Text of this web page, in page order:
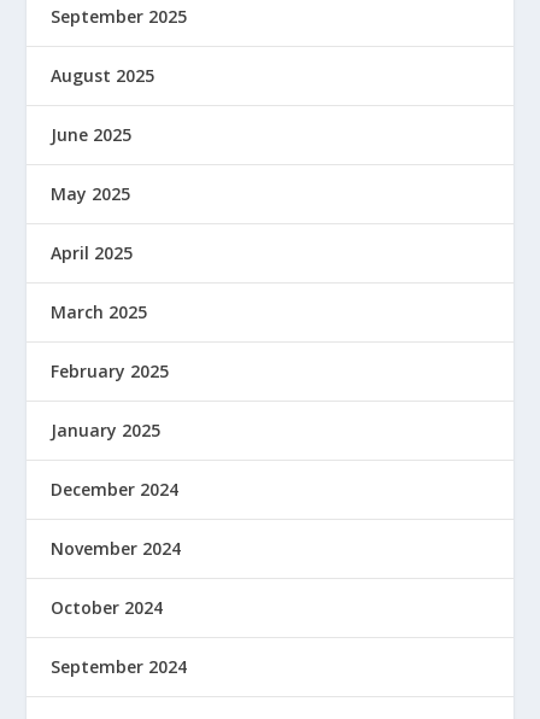
September 2025
August 2025
June 2025
May 2025
April 2025
March 2025
February 2025
January 2025
December 2024
November 2024
October 2024
September 2024